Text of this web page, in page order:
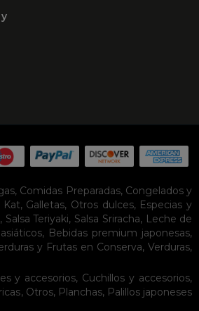
, Comidas Preparadas, Congelados y
Kat, Galletas, Otros dulces, Especias y
, Salsa Teriyaki, Salsa Sriracha, Leche de
, Bebidas premium japonesas,
y Frutas en Conserva,Verduras,
y accesorios, Cuchillos y accesorios,
, Otros, Planchas, Palillos japoneses